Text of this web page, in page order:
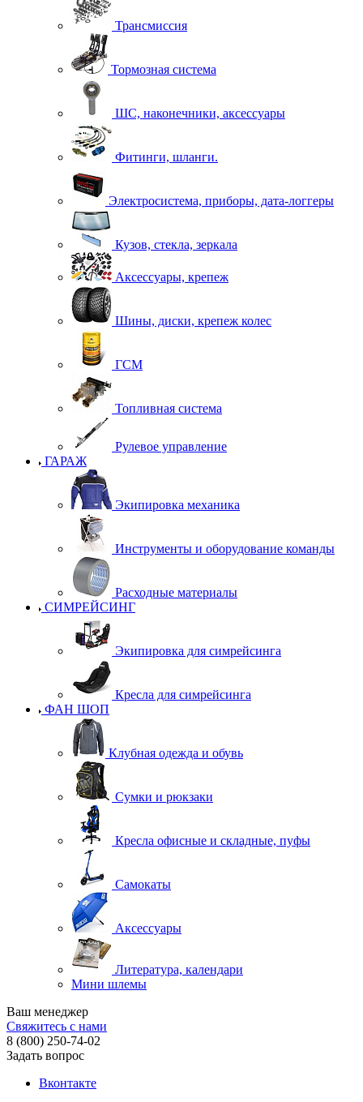
Трансмиссия
Тормозная система
ШС, наконечники, аксессуары
Фитинги, шланги.
Электросистема, приборы, дата-логгеры
Кузов, стекла, зеркала
Аксессуары, крепеж
Шины, диски, крепеж колес
ГСМ
Топливная система
Рулевое управление
ГАРАЖ
Экипировка механика
Инструменты и оборудование команды
Расходные материалы
СИМРЕЙСИНГ
Экипировка для симрейсинга
Кресла для симрейсинга
ФАН ШОП
Клубная одежда и обувь
Сумки и рюкзаки
Кресла офисные и складные, пуфы
Самокаты
Аксессуары
Литература, календари
Мини шлемы
Ваш менеджер
Свяжитесь с нами
8 (800) 250-74-02
Задать вопрос
Вконтакте